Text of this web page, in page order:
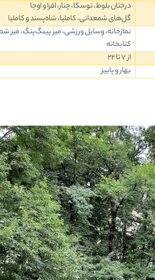
درختان بلوط، توسکا، چنار، افرا و اوجا
گل‌‎های شمعدانی، کاملیا، شاه‌پسند و کاملیا
نمازخانه، وسایل ورزشی، میز پینگ‌پنگ، میز
کتابخانه
از 7 تا 22
بهار و پاییز